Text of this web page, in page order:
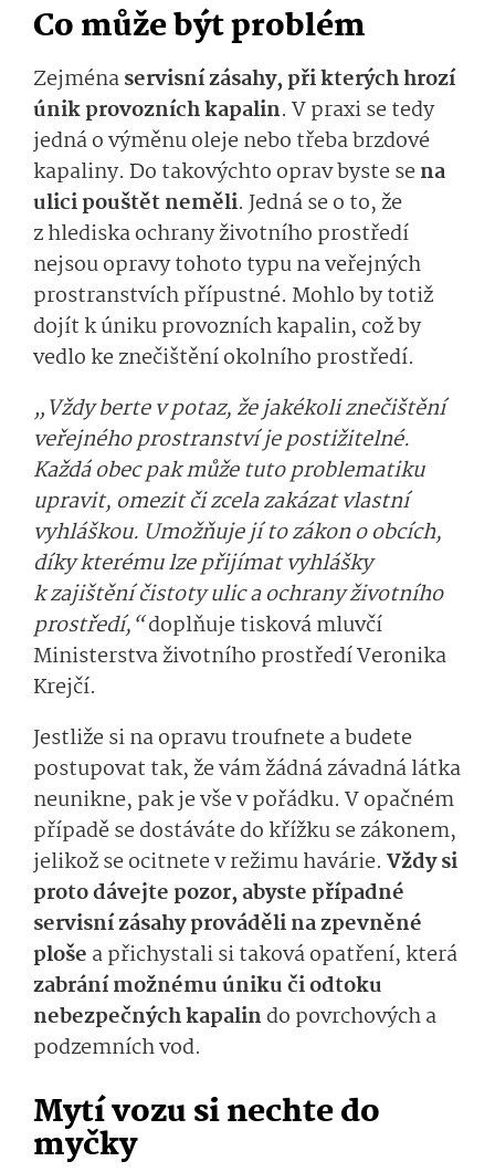
Co může být problém
Zejménaservisní zásahy, při kterých hrozí
únik provozních kapalin. V praxi se tedy
jedná o výměnu oleje nebo třeba brzdové
kapaliny. Do takovýchto oprav byste sena
ulici pouštět neměli. Jedná se o to, že
z hlediska ochrany životního prostředí
nejsou opravy tohoto typu na veřejných
prostranstvích přípustné. Mohlo by totiž
dojít k úniku provozních kapalin, což by
vedlo ke znečištění okolního prostředí.
„Vždy berte v potaz, že jakékoli znečištění
veřejného prostranství je postižitelné.
Každá obec pak může tuto problematiku
upravit, omezit či zcela zakázat vlastní
vyhláškou. Umožňuje jí to zákon o obcích,
díky kterému lze přijímat vyhlášky
k zajištění čistoty ulic a ochrany životního
prostředí,“doplňuje tisková mluvčí
Ministerstva životního prostředí Veronika
Krejčí.
Jestliže si na opravu troufnete a budete
postupovat tak, že vám žádná závadná látka
neunikne, pak je vše v pořádku. V opačném
případě se dostáváte do křížku se zákonem,
jelikož se ocitnete v režimu havárie. Vždy si
proto dávejte pozor, abyste případné
servisní zásahy prováděli na zpevněné
ploše a přichystali si taková opatření, která
zabrání možnému úniku či odtoku
nebezpečných kapalindo povrchových a
podzemních vod.
Mytí vozu si nechte do
myčky